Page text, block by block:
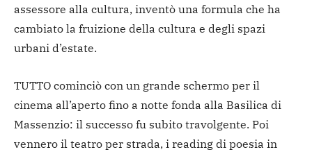
assessore alla cultura, inventò una formula che ha
cambiato la fruizione della cultura e degli spazi
urbani d’estate.
TUTTO cominciò con un grande schermo per il
cinema all’aperto fino a notte fonda alla Basilica di
Massenzio: il successo fu subito travolgente. Poi
vennero il teatro per strada, i reading di poesia in